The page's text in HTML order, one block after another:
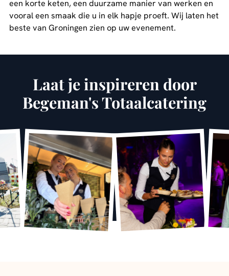
een korte keten, een duurzame manier van werken en
vooral een smaak die u in elk hapje proeft. Wij laten het
beste van Groningen zien op uw evenement.
Laat je inspireren door
Begeman's Totaalcatering